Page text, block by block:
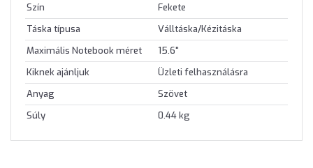
Szín
Fekete
Táska típusa
Válltáska/Kézitáska
Maximális Notebook méret
15.6"
Kiknek ajánljuk
Üzleti felhasználásra
Anyag
Szövet
Súly
0.44 kg